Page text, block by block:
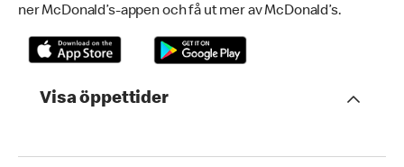
ner McDonald’s-appen och få ut mer av McDonald’s.
Visa öppettider